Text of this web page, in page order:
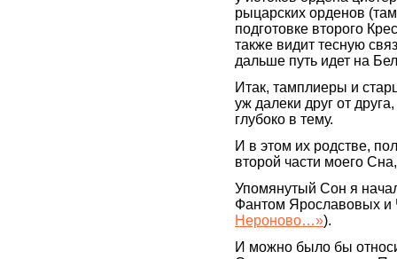
рыцарских орденов
подготовке второго
также видит тесную
дальше путь идет на
Итак, тамплиеры и
уж далеки друг от
глубоко в тему.
И в этом их родстве,
второй части моего
Упомянутый Сон я
Фантом Ярославовых
Нероново…»).
И можно было бы